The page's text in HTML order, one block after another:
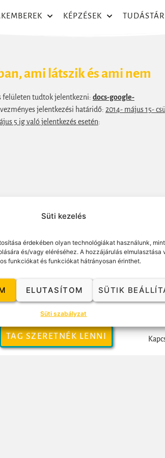
Süti kezelés
érdekében olyan technológiákat használunk,
és/vagy eléréséhez. A hozzájárulás elmulasztása
funkciókat és funkciókat hátrányosan érinthet.
ELUTASÍTOM SÜTIK
Süti szabályzat
KÉPZÉSEK TUDÁSTÁR
ami látszik és ami nem
felületen tudtok jelentkezni: docs-google-
jelentkezési határidő: 2014- május 15-
5 ig való jelentkezés esetén:
egy 2 órás ingyenes bemutatóra ahol
e-mailben vagy a lenti telefonszámokon-
kötött- Részvételi szándékotokat
comA trénerekkel, Moldován Edittel és
TAG SZERETNÉK LENNI